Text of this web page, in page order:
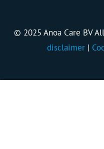
© 2025 Anoa Care BV
disclaimer|